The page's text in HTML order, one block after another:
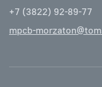
+7 (3822) 92-89-77
mpcb-